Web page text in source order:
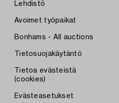
Lehdistö
Avoimet työpaikat
Bonhams - All auctions
Tietosuojakäytäntö
Tietoa evästeistä
(cookies)
Evästeasetukset